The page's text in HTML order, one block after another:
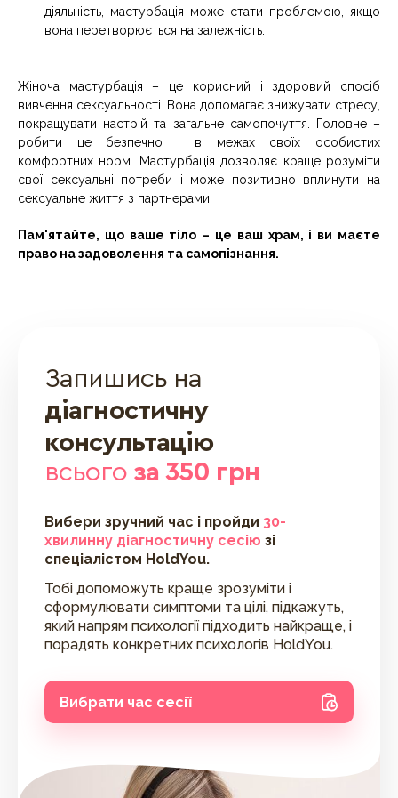
діяльність, мастурбація може стати проблемою, якщо
вона перетворюється на залежність.
Жіноча мастурбація – це корисний і здоровий спосіб
вивчення сексуальності. Вона допомагає знижувати стресу,
покращувати настрій та загальне самопочуття. Головне –
робити це безпечно і в межах своїх особистих
комфортних норм. Мастурбація дозволяє краще розуміти
свої сексуальні потреби і може позитивно вплинути на
сексуальне життя з партнерами.
Пам'ятайте, що ваше тіло – це ваш храм, і ви маєте
право на задоволення та самопізнання.
Запишись на
діагностичну
консультацію
всього за 350 грн
Вибери зручний час і пройди 30-
хвилинну діагностичну сесію зі
спеціалістом HoldYou.
Тобі допоможуть краще зрозуміти і
сформулювати симптоми та цілі, підкажуть,
який напрям психології підходить найкраще, і
порадять конкретних психологів HoldYou.
Вибрати час сесії